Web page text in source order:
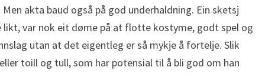
akta baud også på god underhaldning. Ein sketsj
var nok eit døme på at flotte kostyme, godt spel og
utan at det eigentleg er så mykje å fortelje. Slik
toill og tull, som har potensial til å bli god om han